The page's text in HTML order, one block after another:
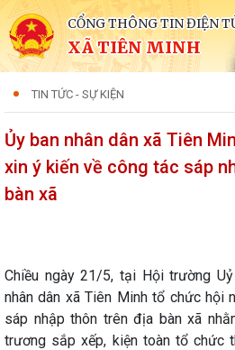
CỔNG THÔNG TIN ĐIỆN
XÃ TIÊN MINH
TIN TỨC - SỰ KIỆN
Ủy ban nhân dân xã Tiên
xin ý kiến về công tác sáp
bàn xã
Chiều ngày 21/5, tại Hội trường
nhân dân xã Tiên Minh tổ chức hội
sáp nhập thôn trên địa bàn xã
trương sắp xếp, kiện toàn tổ chức